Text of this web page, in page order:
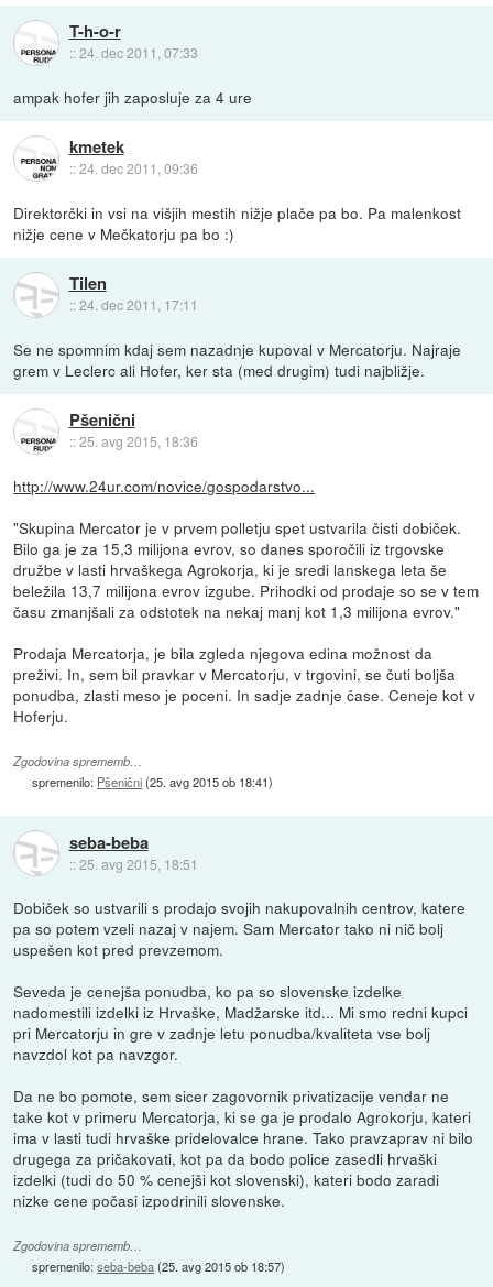
T-h-o-r
::24. dec 2011, 07:33
ampak hofer jih zaposluje za 4 ure
kmetek
::24. dec 2011, 09:36
Direktorčki in vsi na višjih mestih nižje plače pa bo. Pa malenkost
nižje cene v Mečkatorju pa bo :)
Tilen
::24. dec 2011, 17:11
Se ne spomnim kdaj sem nazadnje kupoval v Mercatorju. Najraje
grem v Leclerc ali Hofer, ker sta (med drugim) tudi najbližje.
Pšenični
::25. avg 2015, 18:36
http://www.24ur.com/novice/gospodarstvo...
"Skupina Mercator je v prvem polletju spet ustvarila čisti dobiček.
Bilo ga je za 15,3 milijona evrov, so danes sporočili iz trgovske
družbe v lasti hrvaškega Agrokorja, ki je sredi lanskega leta še
beležila 13,7 milijona evrov izgube. Prihodki od prodaje so se v tem
času zmanjšali za odstotek na nekaj manj kot 1,3 milijona evrov."
Prodaja Mercatorja, je bila zgleda njegova edina možnost da
preživi. In, sem bil pravkar v Mercatorju, v trgovini, se čuti boljša
ponudba, zlasti meso je poceni. In sadje zadnje čase. Ceneje kot v
Hoferju.
Zgodovina sprememb…
spremenilo: Pšenični(25. avg 2015 ob 18:41)
seba-beba
::25. avg 2015, 18:51
Dobiček so ustvarili s prodajo svojih nakupovalnih centrov, katere
pa so potem vzeli nazaj v najem. Sam Mercator tako ni nič bolj
uspešen kot pred prevzemom.
Seveda je cenejša ponudba, ko pa so slovenske izdelke
nadomestili izdelki iz Hrvaške, Madžarske itd... Mi smo redni kupci
pri Mercatorju in gre v zadnje letu ponudba/kvaliteta vse bolj
navzdol kot pa navzgor.
Da ne bo pomote, sem sicer zagovornik privatizacije vendar ne
take kot v primeru Mercatorja, ki se ga je prodalo Agrokorju, kateri
ima v lasti tudi hrvaške pridelovalce hrane. Tako pravzaprav ni bilo
drugega za pričakovati, kot pa da bodo police zasedli hrvaški
izdelki (tudi do 50 % cenejši kot slovenski), kateri bodo zaradi
nizke cene počasi izpodrinili slovenske.
Zgodovina sprememb…
spremenilo:seba-beba(25. avg 2015 ob 18:57)